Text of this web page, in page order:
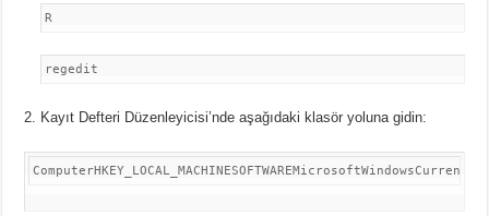
R
regedit
Kayıt Defteri Düzenleyicisi’nde aşağıdaki klasör yoluna gidin: